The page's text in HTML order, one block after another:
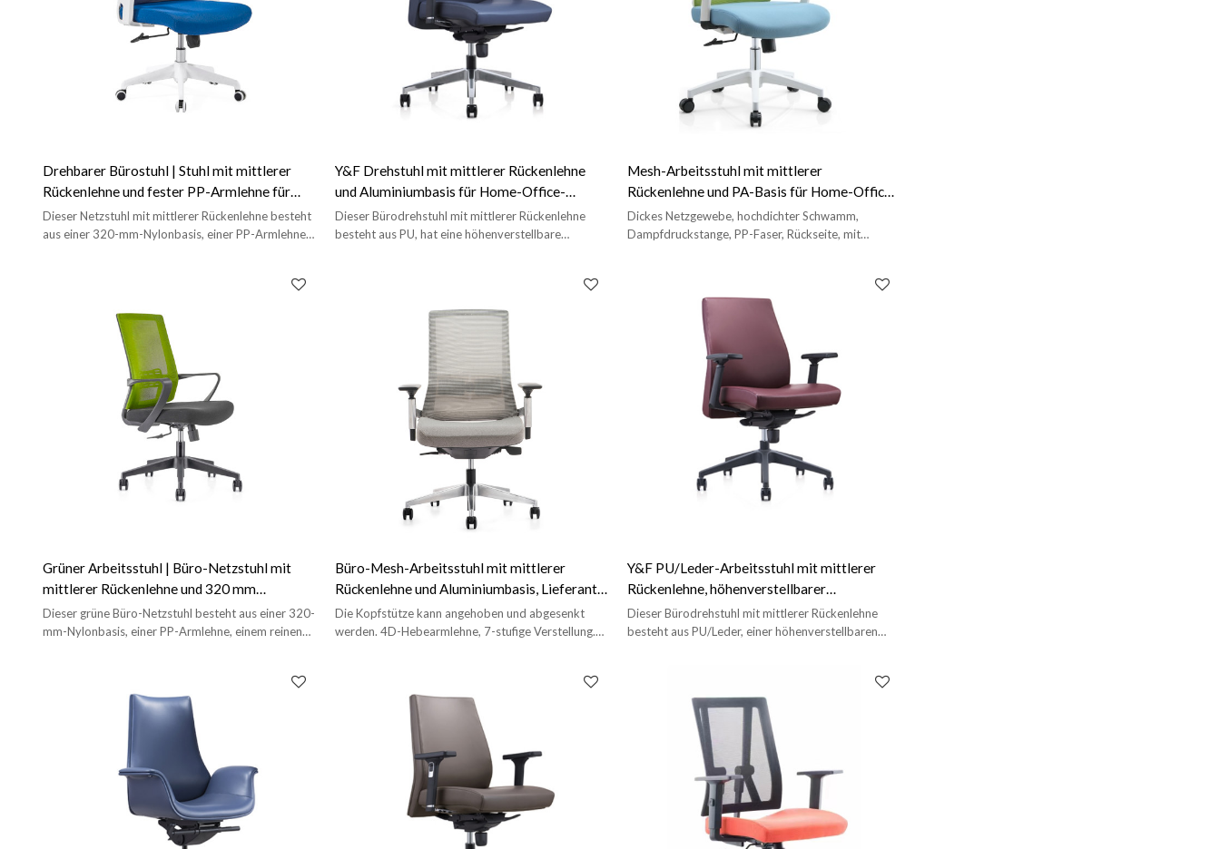
Drehbarer Bürostuhl | Stuhl mit mittlerer
Rückenlehne und fester PP-Armlehne für
Bürolieferanten in China
Dieser Netzstuhl mit mittlerer Rückenlehne besteht
aus einer 320-mm-Nylonbasis, einer PP-Armlehne,
Y&F Drehstuhl mit mittlerer Rückenlehne
und Aluminiumbasis für Home-Office-
Lieferanten
Dieser Bürodrehstuhl mit mittlerer Rückenlehne
besteht aus PU, hat eine höhenverstellbare
Mesh-Arbeitsstuhl mit mittlerer
Rückenlehne und PA-Basis für Home-Office-
Lieferanten China (YF-B237)
Dickes Netzgewebe, hochdichter Schwamm,
Dampfdruckstange, PP-Faser, Rückseite, mit
Grüner Arbeitsstuhl | Büro-Netzstuhl mit
mittlerer Rückenlehne und 320 mm
Nylonbasis
Dieser grüne Büro-Netzstuhl besteht aus einer 320-
mm-Nylonbasis, einer PP-Armlehne, einem reinen
Büro-Mesh-Arbeitsstuhl mit mittlerer
Rückenlehne und Aluminiumbasis, Lieferant
in China (YF-A681BA)
Die Kopfstütze kann angehoben und abgesenkt
werden. 4D-Hebearmlehne, 7-stufige Verstellung.
Y&F PU/Leder-Arbeitsstuhl mit mittlerer
Rückenlehne, höhenverstellbarer
Kunststoffarmlehne und Kunststoffbasis
(YF-620-02)
Dieser Bürodrehstuhl mit mittlerer Rückenlehne
besteht aus PU/Leder, einer höhenverstellbaren